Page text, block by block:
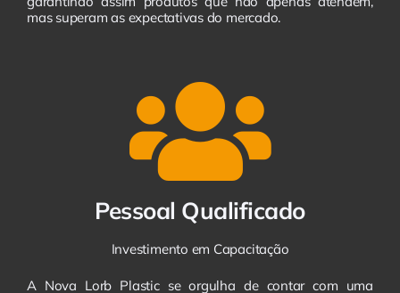
mas superam as expectativas do mercado.
Pessoal Qualificado
Investimento em Capacitação
A Nova Lorb Plastic se orgulha de contar com uma